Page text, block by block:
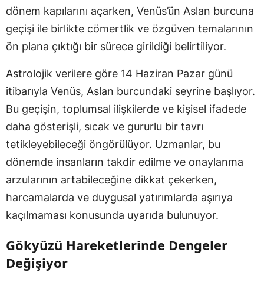
dönem kapılarını açarken, Venüs’ün Aslan burcuna
geçişi ile birlikte cömertlik ve özgüven temalarının
ön plana çıktığı bir sürece girildiği belirtiliyor.
Astrolojik verilere göre 14 Haziran Pazar günü
itibarıyla Venüs, Aslan burcundaki seyrine başlıyor.
Bu geçişin, toplumsal ilişkilerde ve kişisel ifadede
daha gösterişli, sıcak ve gururlu bir tavrı
tetikleyebileceği öngörülüyor. Uzmanlar, bu
dönemde insanların takdir edilme ve onaylanma
arzularının artabileceğine dikkat çekerken,
harcamalarda ve duygusal yatırımlarda aşırıya
kaçılmaması konusunda uyarıda bulunuyor.
Gökyüzü Hareketlerinde Dengeler
Değişiyor